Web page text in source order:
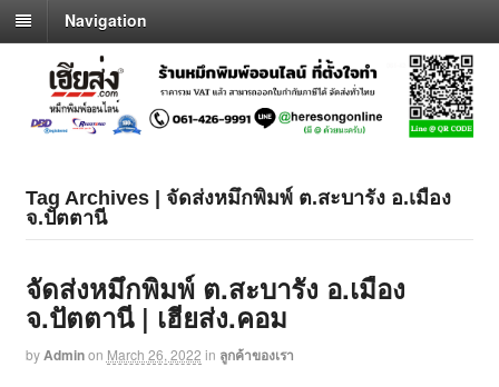
Navigation
Tag Archives | จัดส่งหมึกพิมพ์ ต.สะบารัง อ.เมือง
จ.ปัตตานี
จัดส่งหมึกพิมพ์ ต.สะบารัง อ.เมือง
จ.ปัตตานี | เฮียส่ง.คอม
byAdminon March 26, 2022 in ลูกค้าของเรา